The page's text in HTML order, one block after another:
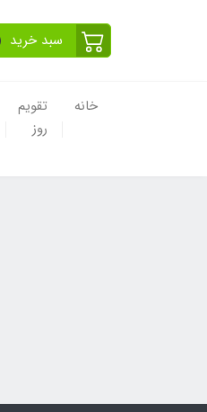
سبد خرید
خانه
تقویم
روز